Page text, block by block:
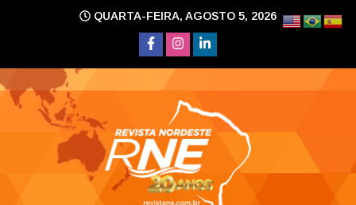
QUARTA-FEIRA, AGOSTO 5, 2026